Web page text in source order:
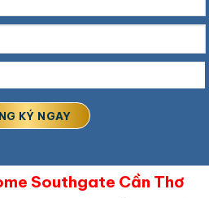
Southgate Cần Thơ